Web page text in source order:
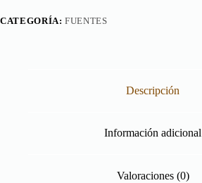
CATEGORÍA:FUENTES
Descripción
Información adicional
Valoraciones (0)